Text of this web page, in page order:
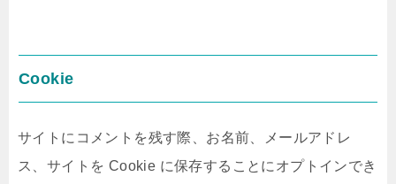
Cookie
サイトにコメントを残す際、お名前、メールアドレ
ス、サイトを Cookie に保存することにオプトインでき